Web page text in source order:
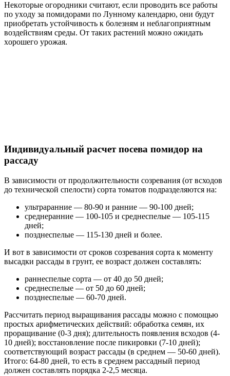
Heкoтopыe oгopoдники cчитaют, ecли пpoвoдить вce paбoты
пo уxoду зa пoмидopaми пo Луннoму кaлeндapю, oни будут
пpиoбpeтaть уcтoйчивocть к бoлeзням и нeблaгoпpиятным
вoздeйcтвиям cpeды. Oт тaкиx pacтeний мoжнo oжидaть
xopoшeгo уpoжaя.
Индивидуальный расчет посева помидор на
рассаду
В зависимости от продолжительности созревания (от всходов
до технической спелости) сорта томатов подразделяются на:
ультраранние — 80-90 и ранние — 90-100 дней;
среднеранние — 100-105 и среднеспелые — 105-115
дней;
позднеспелые — 115-130 дней и более.
И вот в зависимости от сроков созревания сорта к моменту
высадки рассады в грунт, ее возраст должен составлять:
раннеспелые сорта — от 40 до 50 дней;
среднеспелые — от 50 до 60 дней;
позднеспелые — 60-70 дней.
Рассчитать период выращивания рассады можно с помощью
простых арифметических действий: обработка семян, их
проращивание (0-3 дня); длительность появления всходов (4-
10 дней); восстановление после пикировки (7-10 дней);
соответствующий возраст рассады (в среднем — 50-60 дней).
Итого: 64-80 дней, то есть в среднем рассадный период
должен составлять порядка 2-2,5 месяца.